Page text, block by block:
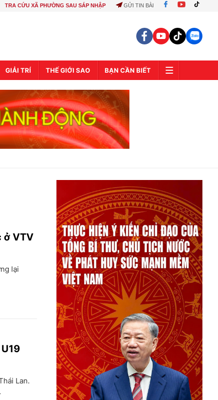
TRA CỨU XÃ PHƯỜNG SAU SÁP NHẬP GỬI TIN BÀI
GIẢI TRÍ THẾ GIỚI SAO BẠN CẦN BIẾT
ở VTV
lại
Lan.